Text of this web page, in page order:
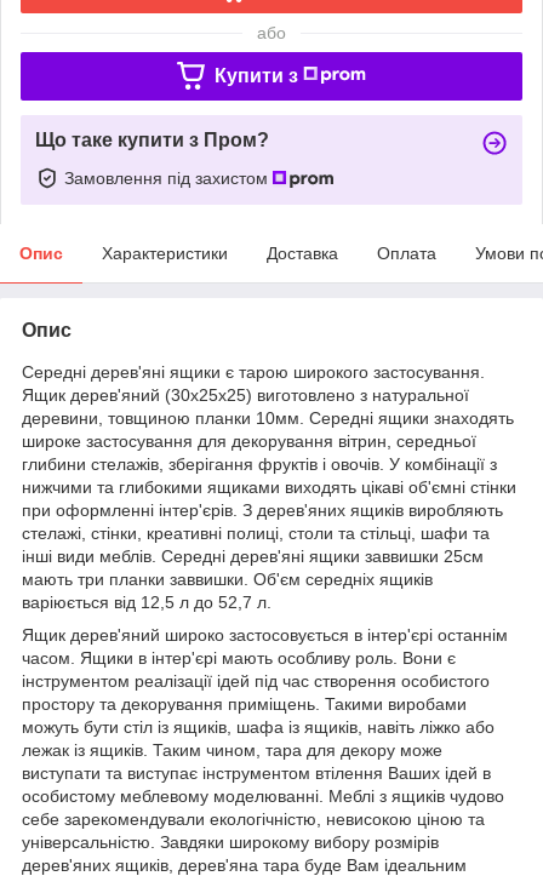
або
Купити з
Що таке купити з Пром?
Замовлення під захистом
Опис Характеристики Доставка Оплата Умови
Опис
Середні дерев'яні ящики є тарою широкого застосування.
Ящик дерев'яний (30х25х25) виготовлено ​​з натуральної
деревини, товщиною планки 10мм. Середні ящики знаходять
широке застосування для декорування вітрин, середньої
глибини стелажів, зберігання фруктів і овочів. У комбінації з
нижчими та глибокими ящиками виходять цікаві об'ємні стінки
при оформленні інтер'єрів. З дерев'яних ящиків виробляють
стелажі, стінки, креативні полиці, столи та стільці, шафи та
інші види меблів. Середні дерев'яні ящики заввишки 25см
мають три планки заввишки. Об'єм середніх ящиків
варіюється від 12,5 л до 52,7 л.
Ящик дерев'яний широко застосовується в інтер'єрі останнім
часом. Ящики в інтер'єрі мають особливу роль. Вони є
інструментом реалізації ідей під час створення особистого
простору та декорування приміщень. Такими виробами
можуть бути стіл із ящиків, шафа із ящиків, навіть ліжко або
лежак із ящиків. Таким чином, тара для декору може
виступати та виступає інструментом втілення Ваших ідей в
особистому меблевому моделюванні. Меблі з ящиків чудово
себе зарекомендували екологічністю, невисокою ціною та
універсальністю. Завдяки широкому вибору розмірів
дерев'яних ящиків, дерев'яна тара буде Вам ідеальним